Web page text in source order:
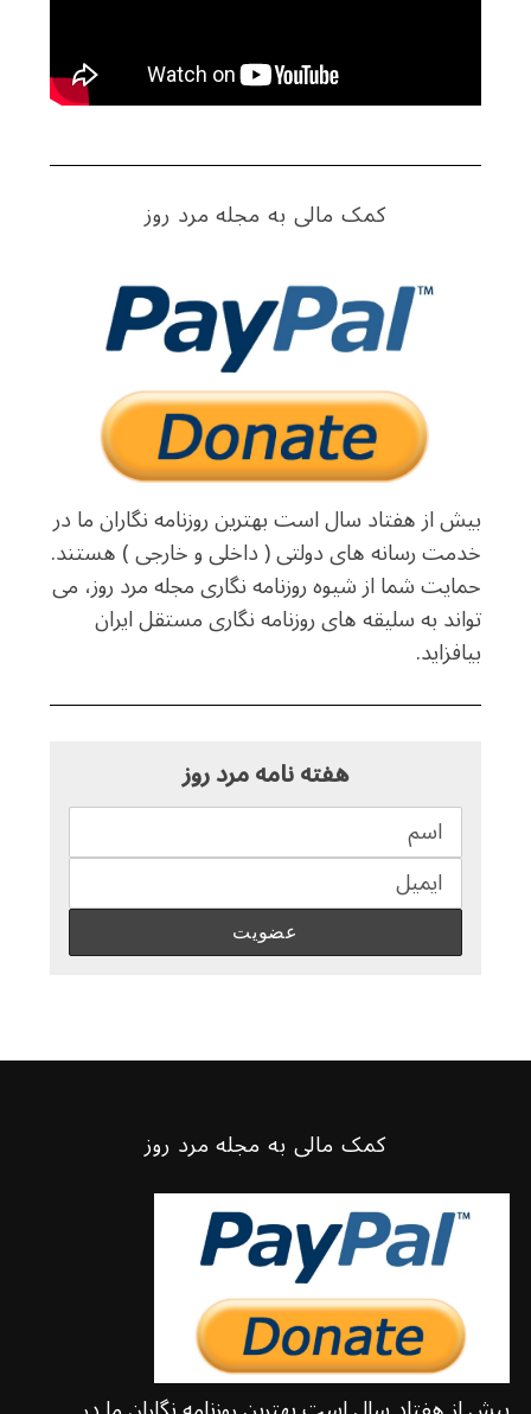
کمک مالی به مجله مرد روز
بیش از هفتاد سال است بهترین روزنامه نگاران ما در
خدمت رسانه های دولتی ( داخلی و خارجی ) هستند.
حمایت شما از شیوه روزنامه نگاری مجله مرد روز، می
تواند به سلیقه های روزنامه نگاری مستقل ایران
بیافزاید.
هفته نامه مرد روز
کمک مالی به مجله مرد روز